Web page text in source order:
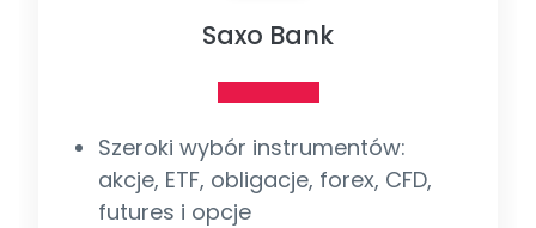
Saxo Bank
Szeroki wybór instrumentów:
akcje, ETF, obligacje, forex, CFD,
futures i opcje